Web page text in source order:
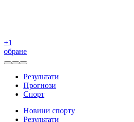
+1
обране
Результати
Прогнози
Спорт
Новини спорту
Результати